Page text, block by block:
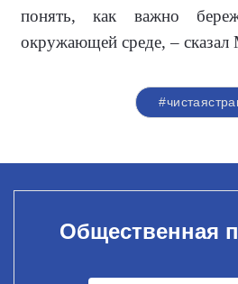
понять, как важно
окружающей среде, – сказал
Общественная